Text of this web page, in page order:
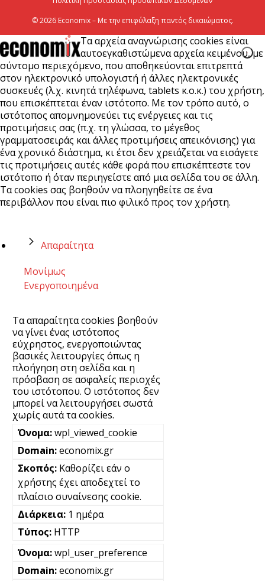
© 2026 Economix – Με την επιφύλαξη παντός δικαιώματος.
Τα αρχεία αναγνώρισης cookies είναι
αυτοεγκαθιστώμενα αρχεία κειμένου, με
σύντομο περιεχόμενο, που αποθηκεύονται επιτρεπτά
στον ηλεκτρονικό υπολογιστή ή άλλες ηλεκτρονικές
συσκευές (λ.χ. κινητά τηλέφωνα, tablets κ.ο.κ.) του χρήστη,
που επισκέπτεται έναν ιστότοπο. Με τον τρόπο αυτό, ο
ιστότοπος απομνημονεύει τις ενέργειες και τις
προτιμήσεις σας (π.χ. τη γλώσσα, το μέγεθος
γραμματοσειράς και άλλες προτιμήσεις απεικόνισης) για
ένα χρονικό διάστημα, κι έτσι δεν χρειάζεται να εισάγετε
τις προτιμήσεις αυτές κάθε φορά που επισκέπτεστε τον
ιστότοπο ή όταν περιηγείστε από μια σελίδα του σε άλλη.
Τα cookies σας βοηθούν να πλοηγηθείτε σε ένα
περιβάλλον που είναι πιο φιλικό προς τον χρήστη.
Απαραίτητα
Μονίμως
Ενεργοποιημένα
Τα απαραίτητα cookies βοηθούν
να γίνει ένας ιστότοπος
εύχρηστος, ενεργοποιώντας
βασικές λειτουργίες όπως η
πλοήγηση στη σελίδα και η
πρόσβαση σε ασφαλείς περιοχές
του ιστότοπου. Ο ιστότοπος δεν
μπορεί να λειτουργήσει σωστά
χωρίς αυτά τα cookies.
wpl_viewed_cookie
economix.gr
Καθορίζει εάν ο
χρήστης έχει αποδεχτεί το
πλαίσιο συναίνεσης cookie.
1 ημέρα
HTTP
wpl_user_preference
economix.gr